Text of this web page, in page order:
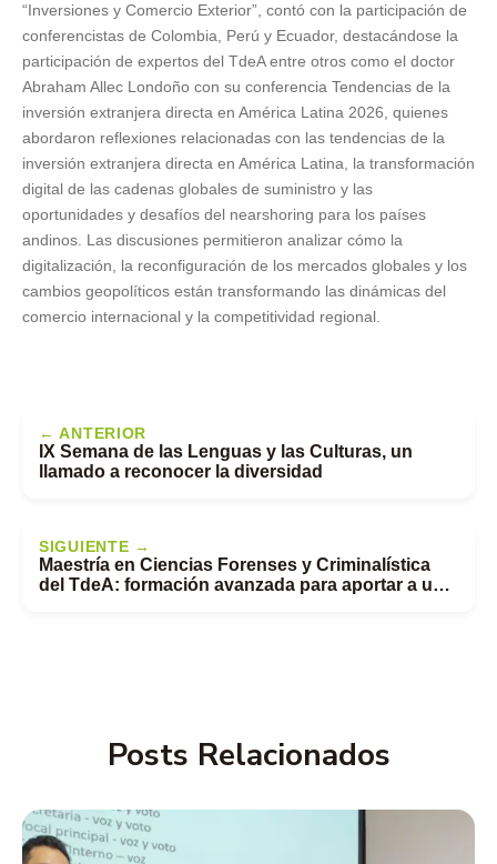
“Inversiones y Comercio Exterior”, contó con la participación de
conferencistas de Colombia, Perú y Ecuador, destacándose la
participación de expertos del TdeA entre otros como el doctor
Abraham Allec Londoño con su conferencia Tendencias de la
inversión extranjera directa en América Latina 2026 quienes
abordaron reflexiones relacionadas con las tendencias de la
inversión extranjera directa en América Latina, la transformación
digital de las cadenas globales de suministro y las
oportunidades y desafíos del nearshoring para los países
andinos. Las discusiones permitieron analizar cómo la
digitalización, la reconfiguración de los mercados globales y los
cambios geopolíticos están transformando las dinámicas del
comercio internacional y la competitividad regional.
← ANTERIOR
IX Semana de las Lenguas y las Culturas, un
llamado a reconocer la diversidad
SIGUIENTE →
Maestría en Ciencias Forenses y Criminalística
del TdeA: formación avanzada para aportar a una
Posts Relacionados